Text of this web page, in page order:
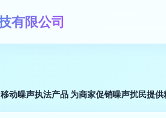
有限公司
移动噪声执法产品 为商家促销噪声扰民提